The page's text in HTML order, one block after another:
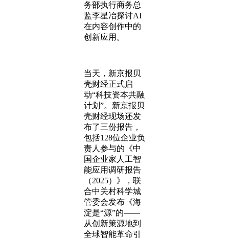
务部执行商务总
监李星冶探讨AI
在内容创作中的
创新应用。
当天，新京报贝
壳财经正式启
动“科技资本共融
计划”。新京报贝
壳财经现场还发
布了三份报告，
包括128位企业负
责人参与的《中
国企业家人工智
能应用调研报告
（2025）》，联
合中关村科学城
管委会发布《海
淀是“源”的——
从创新策源地到
全球智能革命引